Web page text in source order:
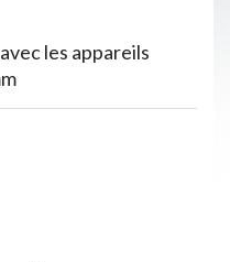
les appareils